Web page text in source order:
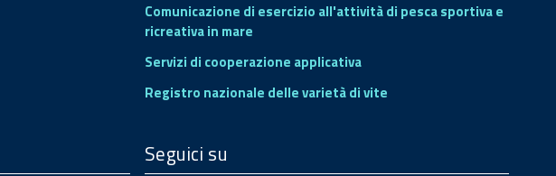
Comunicazione di esercizio all'attività di pesca sportiva e
ricreativa in mare
Servizi di cooperazione applicativa
Registro nazionale delle varietà di vite
Seguici su